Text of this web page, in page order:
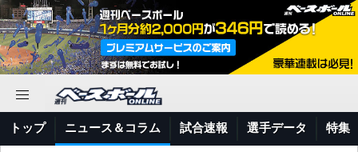
トップ ニュース＆コラム 試合速報 選手データ 特集